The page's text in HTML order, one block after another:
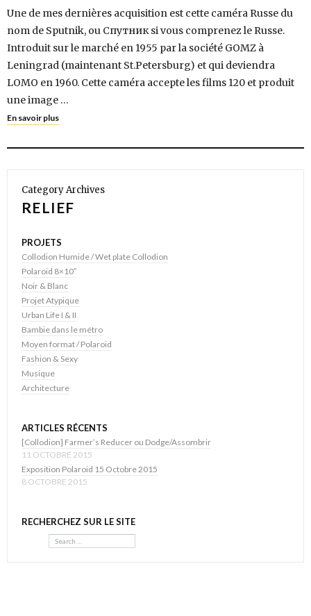
Une de mes dernières acquisition est cette caméra Russe du
nom de Sputnik, ou Спутник si vous comprenez le Russe.
Introduit sur le marché en 1955 par la société GOMZ à
Leningrad (maintenant St.Petersburg) et qui deviendra
LOMO en 1960. Cette caméra accepte les films 120 et produit
une image …
En savoir plus
Category Archives
RELIEF
PROJETS
Collodion Humide / Wet plate Collodion
Polaroid 8×10″
Noir & Blanc
Projet Atypique
Urban Life I & II
Bambie dans le métro
Moyen format / Polaroid
Fashion & Sexy
Musique
Architecture
ARTICLES RÉCENTS
[Collodion] Farmer’s Reducer ou Dodge/Assombrir
11 OCTOBRE 2015
Exposition Polaroid 15 Octobre 2015
8 OCTOBRE 2015
RECHERCHEZ SUR LE SITE
Search